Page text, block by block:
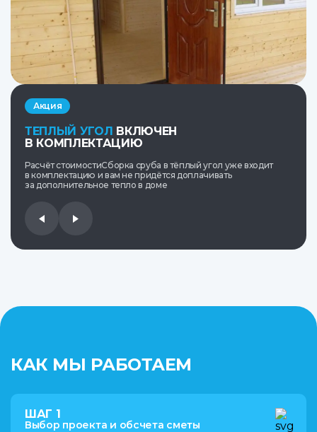
Акция
ТЕПЛЫЙ УГОЛ ВКЛЮЧЕН
В КОМПЛЕКТАЦИЮ
Расчёт стоимостиСборка сруба в тёплый угол уже входит
в комплектацию и вам не придётся доплачивать
за дополнительное тепло в доме
КАК МЫ РАБОТАЕМ
ШАГ 1
Выбор проекта и обсчета сметы